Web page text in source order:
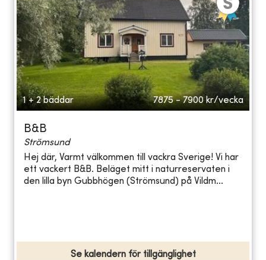
1 + 2 bäddar 7875 - 7900 kr/vecka
B&B
Strömsund
Hej där, Varmt välkommen till vackra Sverige! Vi har
ett vackert B&B. Beläget mitt i naturreservaten i
den lilla byn Gubbhögen (Strömsund) på Vildm...
Se kalendern för tillgänglighet